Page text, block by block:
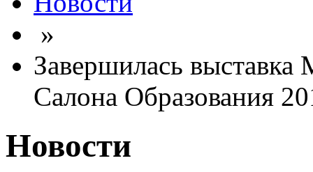
»
Завершилась
Салона Образования
Новости